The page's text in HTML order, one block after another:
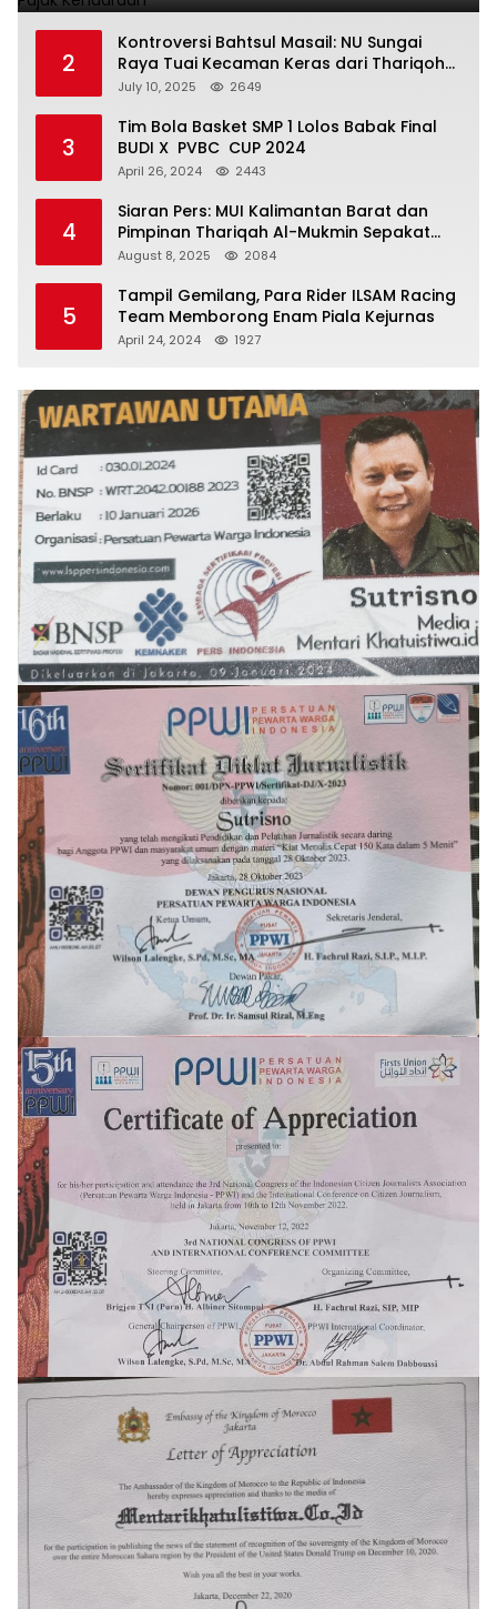
2
Kontroversi Bahtsul Masail: NU Sungai
Raya Tuai Kecaman Keras dari Thariqoh
Al Mu’min
July 10, 2025 2649
3
Tim Bola Basket SMP 1 Lolos Babak Final
BUDI X PVBC CUP 2024
April 26, 2024 2443
4
Siaran Pers: MUI Kalimantan Barat dan
Pimpinan Thariqah Al-Mukmin Sepakat
Jaga Umat
August 8, 2025 2084
5
Tampil Gemilang, Para Rider ILSAM Racing
Team Memborong Enam Piala Kejurnas
April 24, 2024 1927